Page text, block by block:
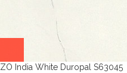
ZO India White Duropal S63045